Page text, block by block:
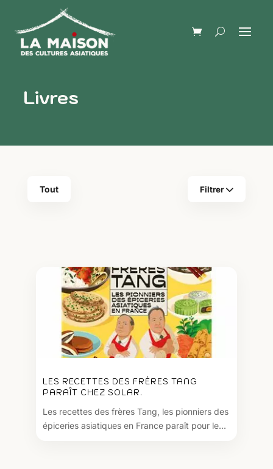
Livres
Tout Filtrer
LES RECETTES DES FRÈRES TANG
PARAÎT CHEZ SOLAR.
Les recettes des frères Tang, les pionniers des
épiceries asiatiques en France paraît pour le...